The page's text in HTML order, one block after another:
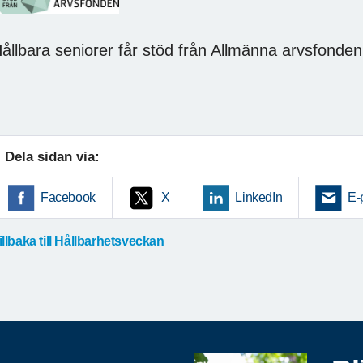
seniorer får stöd från Allmänna
Dela sidan via:
Facebook X LinkedIn
till Hållbarhetsveckan